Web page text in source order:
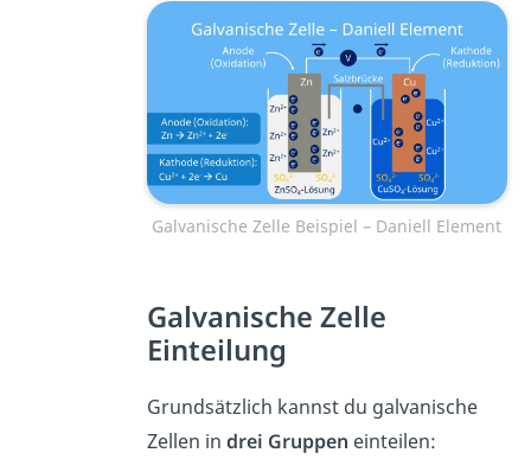
Galvanische Zelle Beispiel – Daniell Element
Galvanische Zelle
Einteilung
Grundsätzlich kannst du galvanische
Zellen in drei Gruppen einteilen: